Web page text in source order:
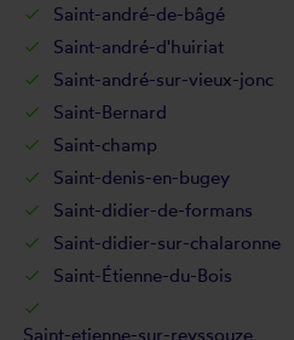
Saint-andré-de-bâgé
Saint-andré-d'huiriat
Saint-andré-sur-vieux-jonc
Saint-Bernard
Saint-champ
Saint-denis-en-bugey
Saint-didier-de-formans
Saint-didier-sur-chalaronne
Saint-Étienne-du-Bois
Saint-etienne-sur-reyssouze